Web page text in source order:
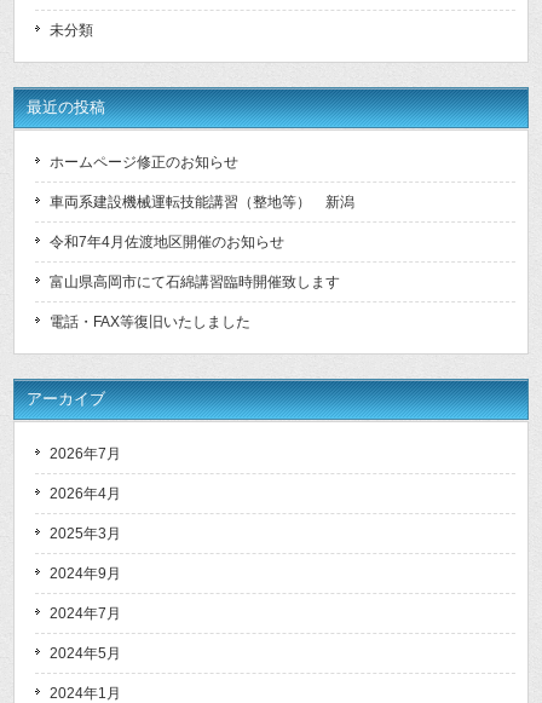
未分類
最近の投稿
ホームページ修正のお知らせ
車両系建設機械運転技能講習（整地等） 新潟
令和7年4月佐渡地区開催のお知らせ
富山県高岡市にて石綿講習臨時開催致します
電話・FAX等復旧いたしました
アーカイブ
2026年7月
2026年4月
2025年3月
2024年9月
2024年7月
2024年5月
2024年1月